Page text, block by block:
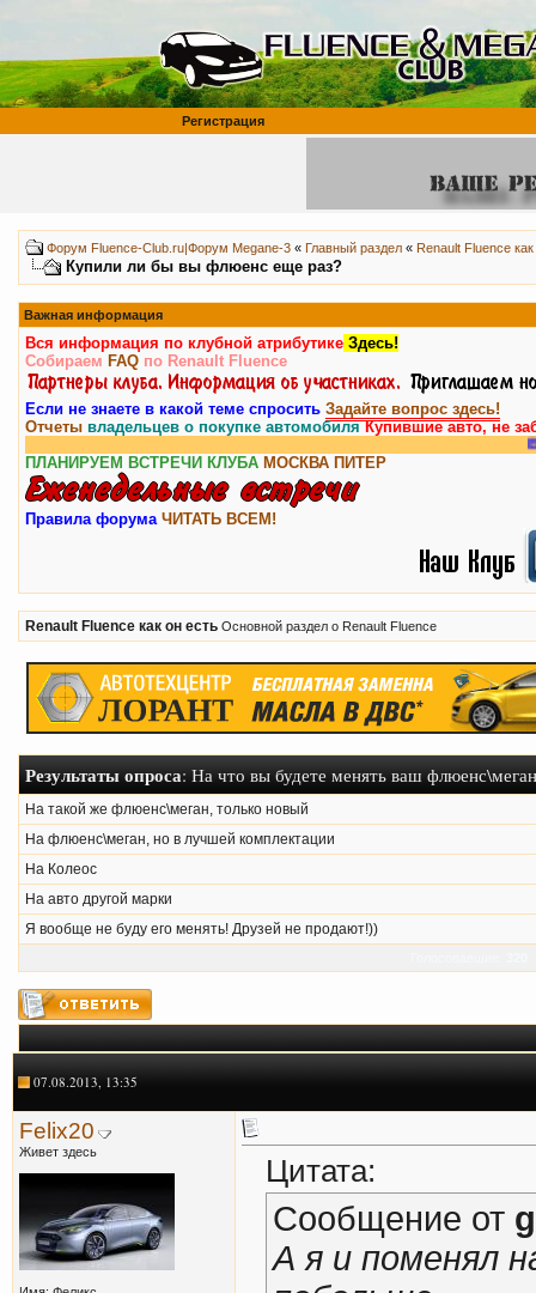
Регистрация
Форум Fluence-Club.ru|Форум Megane-3 « Главный раздел « Renault Fluence
Купили ли бы вы флюенс еще раз?
Важная информация
Вся информация по клубной атрибутике Здесь!
Собираем FAQ по Renault Fluence
Если не знаете в какой теме спросить Задайте вопрос здесь!
Отчеты владельцев о покупке автомобиляКупившие авто, не
Внимание,
ПЛАНИРУЕМ ВСТРЕЧИ КЛУБА МОСКВА ПИТЕР
Правила форума ЧИТАТЬ ВСЕМ!
Renault Fluence как он есть Основной раздел о Renault Fluence
Результаты опроса: На что вы будете менять ваш
На такой же флюенс\меган, только новый
На флюенс\меган, но в лучшей комплектации
На Колеос
На авто другой марки
Я вообще не буду его менять! Друзей не продают!))
07.08.2013, 13:35
Felix20
Живет здесь
Цитата:
Сообщение от
А я и поменял